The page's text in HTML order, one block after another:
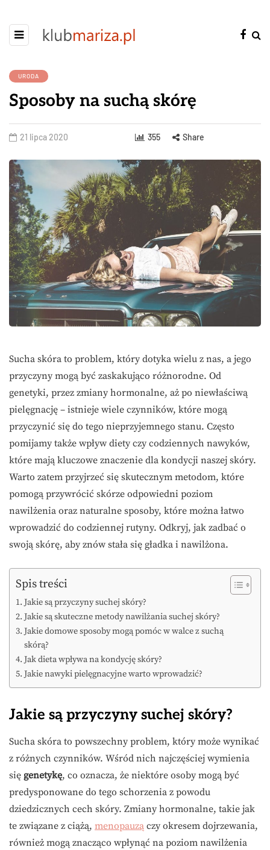
URODA
Sposoby na suchą skórę
21 lipca 2020 355 Share
Sucha skóra to problem, który dotyka wielu z nas, a jego
przyczyny mogą być zaskakująco różnorodne. Od
genetyki, przez zmiany hormonalne, aż po niewłaściwą
pielęgnację – istnieje wiele czynników, które mogą
przyczynić się do tego nieprzyjemnego stanu. Często
pomijamy także wpływ diety czy codziennych nawyków,
które mają kluczowe znaczenie dla kondycji naszej skóry.
Warto zatem przyjrzeć się skutecznym metodom, które
pomogą przywrócić skórze odpowiedni poziom
nawilżenia oraz naturalne sposoby, które można łatwo
wprowadzić do codziennej rutyny. Odkryj, jak zadbać o
swoją skórę, aby znów stała się gładka i nawilżona.
Spis treści
Jakie są przyczyny suchej skóry?
Jakie są skuteczne metody nawilżania suchej skóry?
Jakie domowe sposoby mogą pomóc w walce z suchą
skórą?
Jak dieta wpływa na kondycję skóry?
Jakie nawyki pielęgnacyjne warto wprowadzić?
Jakie są przyczyny suchej skóry?
Sucha skóra to powszechny problem, który może wynikać
z różnych czynników. Wśród nich najczęściej wymienia
się genetykę, co oznacza, że niektóre osoby mogą być
predysponowane do tego schorzenia z powodu
dziedzicznych cech skóry. Zmiany hormonalne, takie jak
te związane z ciążą, menopauzą czy okresem dojrzewania,
również mogą znacząco wpłynąć na poziom nawilżenia